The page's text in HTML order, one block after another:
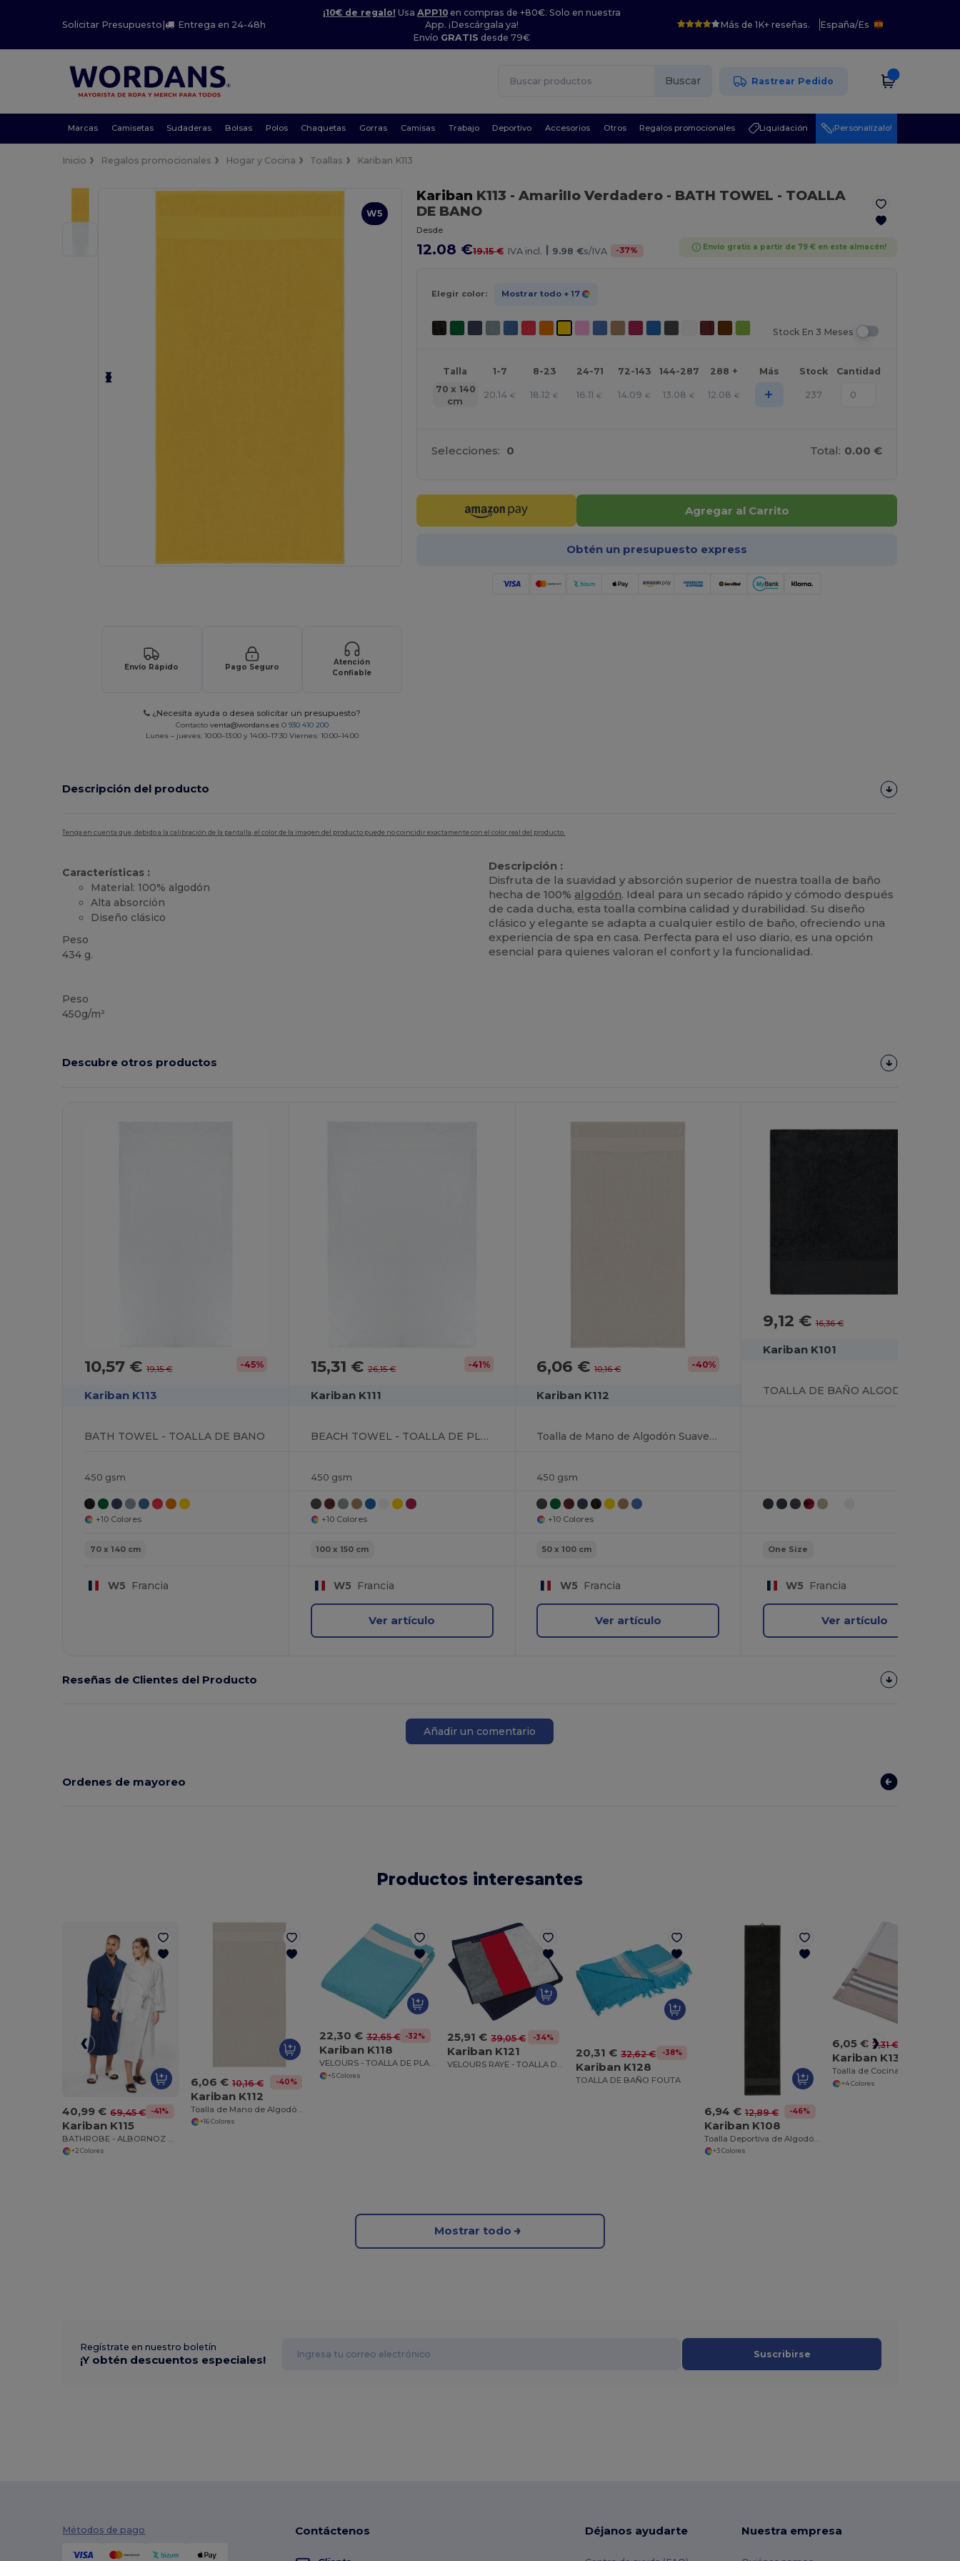
Solicitar Presupuesto | Entrega en 24-48h
¡10€ de regalo! Usa APP10en compras de +80€. Solo en nuestra
App. ¡Descárgala ya!
Envío GRATIS desde 79€
Más de 1K+ reseñas. España/Es
Buscar Rastrear Pedido
Marcas Camisetas Sudaderas Bolsas Polos Chaquetas Gorras Camisas Trabajo Deportivo Accesorios Otros Regalos promocionales Liquidación ¡Personalízalo!
Inicio Regalos promocionales Hogar y Cocina Toallas Kariban K113
W5
Envío Rápido Pago Seguro
Atención
Confiable
¿Necesita ayuda o desea solicitar un presupuesto?
Contacto venta@wordans.es O 930 410 200
Lunes – jueves: 10:00–13:00 y 14:00–17:30 Viernes: 10:00–14:00
Kariban K113 - Amarillo Verdadero- BATH TOWEL - TOALLA
DE BANO
Desde
12.08 €19.15 € IVA incl. | 9.98 €s/IVA -37% Envío gratis a partir de 79 € en este almacén!
Elegir color: Mostrar todo + 17
Stock En 3 Meses
Talla 1-7 8-23 24-71 72-143 144-287 288 + Más Stock
Cantidad
70 x 140
cm
20.14 € 18.12 € 16.11 € 14.09 € 13.08 € 12.08 € + 237
Selecciones: 0 Total: 0.00 €
Agregar al Carrito
Obtén un presupuesto express
Descripción del producto
Tenga en cuenta que, debido a la calibración de la pantalla, el color de la imagen del producto puede no coincidir exactamente con el color real del producto.
Características :
Material: 100% algodón
Alta absorción
Diseño clásico
Peso
434 g.
Peso
450g/m²
Descripción :
Disfruta de la suavidad y absorción superior de nuestra toalla de baño
hecha de 100% algodón. Ideal para un secado rápido y cómodo después
de cada ducha, esta toalla combina calidad y durabilidad. Su diseño
clásico y elegante se adapta a cualquier estilo de baño, ofreciendo una
experiencia de spa en casa. Perfecta para el uso diario, es una opción
esencial para quienes valoran el confort y la funcionalidad.
Descubre otros productos
10,57 €19,15 € -45%
Kariban K113
BATH TOWEL - TOALLA DE BANO
450 gsm
+10 Colores
70 x 140 cm
W5 Francia
15,31 € 26,15 € -41%
Kariban K111
BEACH TOWEL - TOALLA DE PLAYA
450 gsm
+10 Colores
100 x 150 cm
W5 Francia
Ver artículo
6,06 €10,16 € -40%
Kariban K112
Toalla de Mano de Algodón Suave y Absorbente
450 gsm
+10 Colores
50 x 100 cm
W5 Francia
Ver artículo
9,12 € 16,36 €
Kariban K101
One Size
W5 Francia
Ver artículo
Reseñas de Clientes del Producto
Añadir un comentario
Ordenes de mayoreo
Productos interesantes
40,99 € 69,45 € -41%
Kariban K115
+2 Colores
6,06 € 10,16 € -40%
Kariban K112
+16 Colores
22,30 € 32,65 € -32%
Kariban K118
VELOURS - TOALLA DE PLAYA DE TERCIOPELO
+5 Colores
25,91 € 39,05 € -34%
Kariban K121
VELOURS RAYE - TOALLA DE PLAYA DE RIZO DE TERCIOPELO A RAYAS
20,31 € 32,62 € -38%
Kariban K128
TOALLA DE BAÑO FOUTA
6,94 € 12,89 € -46%
Kariban K108
Toalla Deportiva de Algodón con Borde Decorativo
+3 Colores
6,05 € 7,31 €
Kariban K130
+4 Colores
Mostrar todo
Regístrate en nuestro boletín
¡Y obtén descuentos especiales! Suscribirse
Métodos de pago Contáctenos Déjanos ayudarte Nuestra empresa